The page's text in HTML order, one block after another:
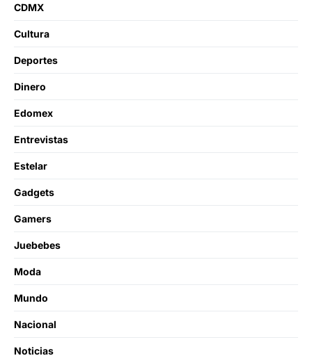
CDMX
Cultura
Deportes
Dinero
Edomex
Entrevistas
Estelar
Gadgets
Gamers
Juebebes
Moda
Mundo
Nacional
Noticias